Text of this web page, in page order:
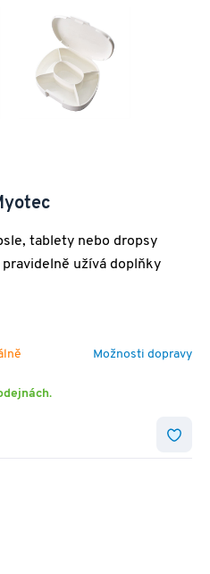
tablety nebo dropsy
užívá doplňky
Možnosti dopravy
.